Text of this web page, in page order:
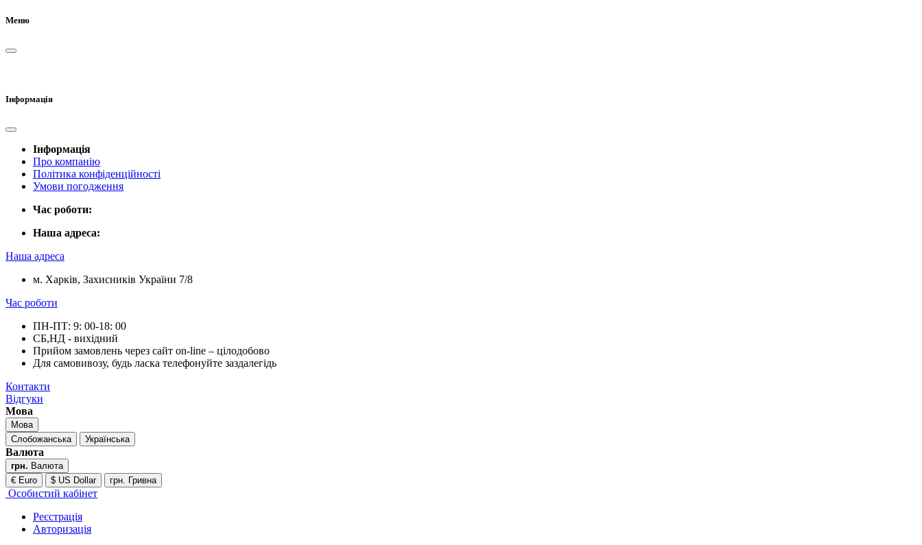
Меню
Інформація
Інформація
Про компанію
Політика конфіденційності
Умови погодження
Час роботи:
Наша адреса:
Наша адреса
м. Харків, Захисників України 7/8
Час роботи
ПН-ПТ: 9: 00-18: 00
СБ,НД - вихідний
Прийом замовлень через сайт on-line – цілодобово
Для самовивозу, будь ласка телефонуйте заздалегідь
Контакти
Відгуки
Мова
Мова
Слобожанська
Українська
Валюта
грн. Валюта
€ Euro
$ US Dollar грн. Гривна
Особистий кабінет
Реєстрація
Авторизація